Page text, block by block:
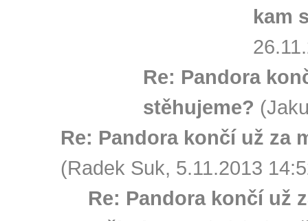
kam
Re: Pandora
stěhujeme?
Re: Pandora končí už za
(Radek Suk, 5.11.2013
Re: Pandora končí už